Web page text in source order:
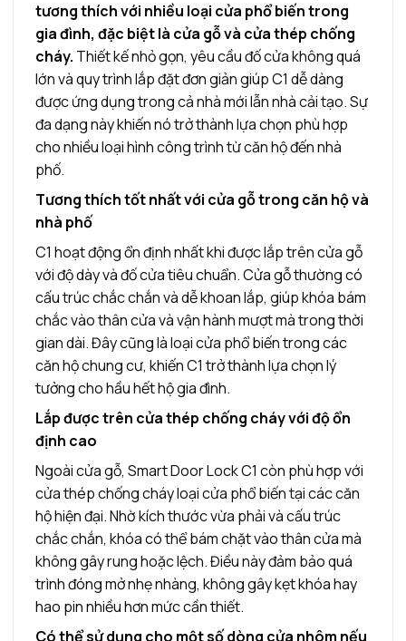
tương thích với nhiều loại cửa phổ biến trong
gia đình, đặc biệt là cửa gỗ và cửa thép chống
cháy. Thiết kế nhỏ gọn, yêu cầu đố cửa không quá
lớn và quy trình lắp đặt đơn giản giúp C1 dễ dàng
được ứng dụng trong cả nhà mới lẫn nhà cải tạo. Sự
đa dạng này khiến nó trở thành lựa chọn phù hợp
cho nhiều loại hình công trình từ căn hộ đến nhà
phố.
Tương thích tốt nhất với cửa gỗ trong căn hộ và
nhà phố
C1 hoạt động ổn định nhất khi được lắp trên cửa gỗ
với độ dày và đố cửa tiêu chuẩn. Cửa gỗ thường có
cấu trúc chắc chắn và dễ khoan lắp, giúp khóa bám
chắc vào thân cửa và vận hành mượt mà trong thời
gian dài. Đây cũng là loại cửa phổ biến trong các
căn hộ chung cư, khiến C1 trở thành lựa chọn lý
tưởng cho hầu hết hộ gia đình.
Lắp được trên cửa thép chống cháy với độ ổn
định cao
Ngoài cửa gỗ, Smart Door Lock C1 còn phù hợp với
cửa thép chống cháy loại cửa phổ biến tại các căn
hộ hiện đại. Nhờ kích thước vừa phải và cấu trúc
chắc chắn, khóa có thể bám chặt vào thân cửa mà
không gây rung hoặc lệch. Điều này đảm bảo quá
trình đóng mở nhẹ nhàng, không gây kẹt khóa hay
hao pin nhiều hơn mức cần thiết.
Có thể sử dụng cho một số dòng cửa nhôm nếu